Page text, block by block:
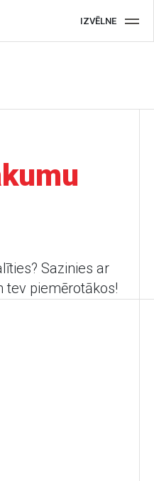
IZVĒLNE
Sazinies ar
tev piemērotākos!